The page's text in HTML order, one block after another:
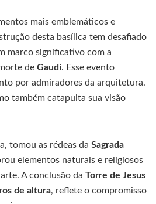
mais emblemáticos e
desta basílica tem desafiado
marco significativo com a
de Gaudí. Esse evento
por admiradores da arquitetura.
também catapulta sua visão
tomou as rédeas da Sagrada
elementos naturais e religiosos
A conclusão da Torre de Jesus
de altura, reflete o compromisso